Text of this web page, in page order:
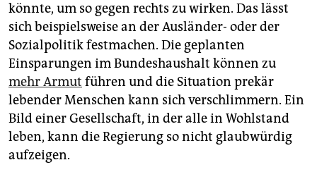
könnte, um so gegen rechts zu wirken. Das lässt
sich beispielsweise an der Ausländer- oder der
Sozialpolitik festmachen. Die geplanten
Einsparungen im Bundeshaushalt können zu
mehr Armut führen und die Situation prekär
lebender Menschen kann sich verschlimmern. Ein
Bild einer Gesellschaft, in der alle in Wohlstand
leben, kann die Regierung so nicht glaubwürdig
aufzeigen.